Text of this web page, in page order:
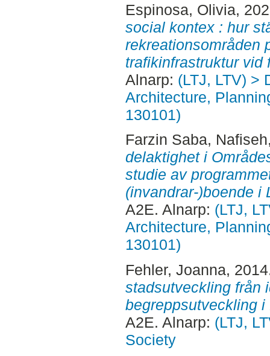
Espinosa, Olivia,
social kontex : hur
rekreationsområden
trafikinfrastruktur vid
Alnarp: (LTJ, LTV) >
Architecture,
130101)
Farzin Saba, Nafiseh
delaktighet i
studie av
(invandrar-)boende i
A2E. Alnarp: (LTJ,
Architecture,
130101)
Fehler, Joanna,
stadsutveckling från
begreppsutveckling
A2E. Alnarp: (LTJ,
Society